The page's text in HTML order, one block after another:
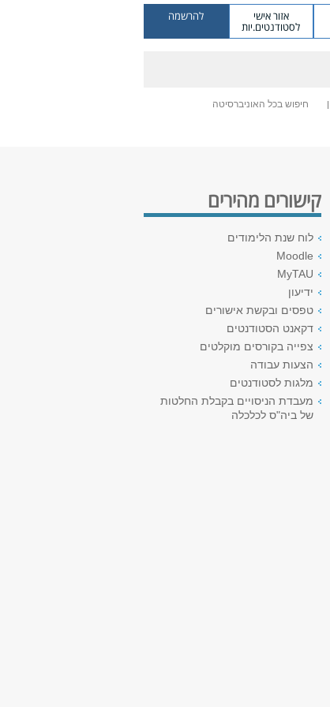
אזור אישי
לסטודנטים.יות
להרשמה
חיפוש בכל האוניברסיטה
קישורים מהירים
לוח שנת הלימודים
Moodle
MyTAU
ידיעון
טפסים ובקשת אישורים
דקאנט הסטודנטים
צפייה בקורסים מוקלטים
הצעות עבודה
מלגות לסטודנטים
מעבדת הניסויים בקבלת החלטות
של ביה"ס לכלכלה